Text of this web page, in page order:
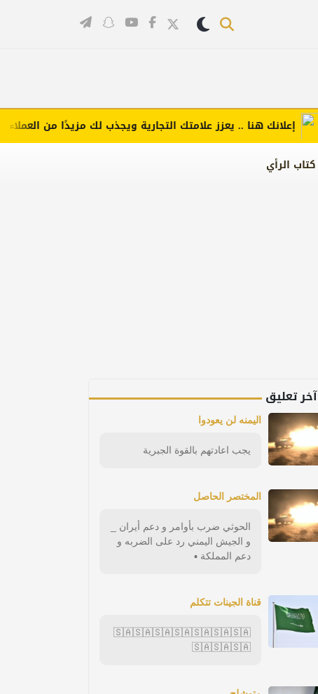
كتاب الرأي
إعلانك هنا .. يعزز علامتك التجارية ويجذب لك مزيدًا من العملاء
آخر تعليق
اليمنه لن يعودوا
يجب اعادتهم بالقوة الجبرية
المختصر الحاصل
الحوثي ضرب بأوامر و دعم أيران _
و الجيش اليمني رد على الضربه و
دعم المملكة ▪︎
قناة الجينات تتكلم
🇸🇦🇸🇦🇸🇦🇸🇦🇸🇦🇸🇦🇸🇦
🇸🇦🇸🇦🇸🇦